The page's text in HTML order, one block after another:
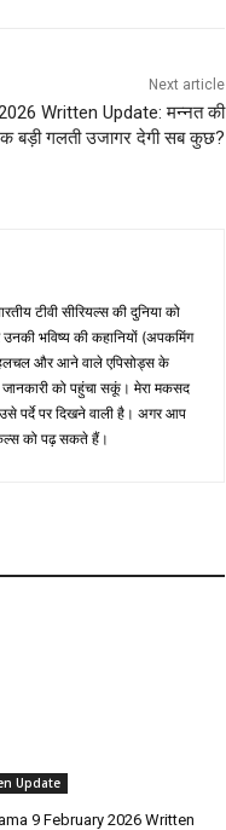
Next article
Written Update: मन्नत की
बड़ी गलती उजागर देगी सब कुछ?
टीवी सीरियल्स की दुनिया को
भविष्य की कहानियों (अपकमिंग
हलचल और आने वाले एपिसोड्स के
को पहुंचा सकूं। मेरा मकसद
उसे पर्दे पर दिखने वाली है। अगर आप
को पढ़ सकते हैं।
Update
9 February 2026 Written